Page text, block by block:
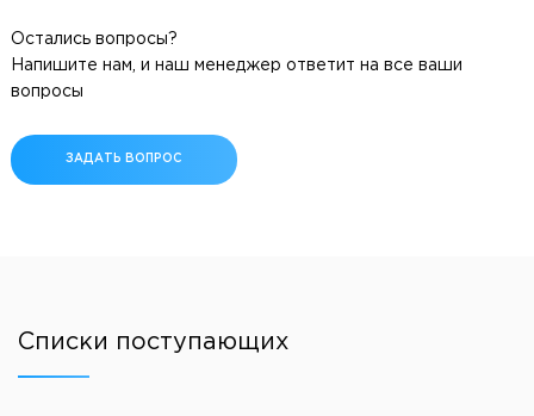
Остались вопросы?
Напишите нам, и наш менеджер ответит на все ваши
вопросы
ЗАДАТЬ ВОПРОС
Списки поступающих